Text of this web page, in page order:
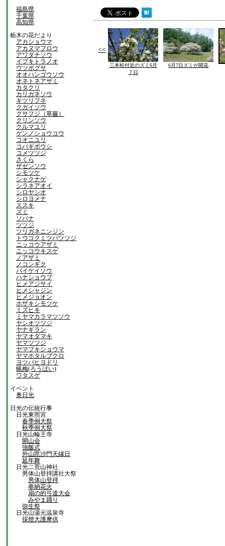
福島県
千葉県
高知県
栃木の花だより
アカショウマ
アカヌマフロウ
アワダチソウ
イブキトラノオ
ウツボグサ
オオハンゴウソウ
オネトネアザミ
カタクリ
カリガネソウ
キツリフネ
クガイソウ
クサフジ（草藤）
クリンソウ
クルマユリ
ゲンノショウコウ
コオニユリ
コバギボウシ
コメツツジ
さくら
ザゼンソウ
シモツケ
シャクナゲ
シラネアオイ
シロヤシオ
シロヨメナ
ススキ
ズミ
ソバナ
ツツジ
ツリガネニンジン
トウゴクミツバツツジ
ニッコウアザミ
ニッコウキスゲ
ノアザミ
ノコンギク
バイケイソウ
ハナショウブ
ヒメアジサイ
ヒメシャジン
ヒメジョオン
ホザキシモツケ
ミズヒキ
ミヤマカラマツソウ
ヤシオツツジ
ヤナギラン
ヤマオダマキ
ヤマツツジ
ヤマブキショウマ
ヤマホタルブクロ
ヨツバヒヨドリ
蝋梅(ろうばい)
ワタスゲ
イベント
奥日光
日光の伝統行事
日光東照宮
春季例大祭
秋季例大祭
日光山輪王寺
開山会
強飯式
外山毘沙門天縁日
延年舞
日光二荒山神社
男体山登拝講社大祭
男体山登拝
奉納花火
扇の的弓道大会
みやま踊り
弥生祭
日光山湯元温泉寺
採燈大護摩供
<<
三本松付近のズミ6月
７日
6月7日ズミが開花